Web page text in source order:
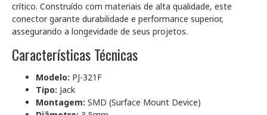
crítico. Construído com materiais de alta qualidade, este
conector garante durabilidade e performance superior,
assegurando a longevidade de seus projetos.
Características Técnicas
Modelo: PJ-321F
Tipo: Jack
Montagem: SMD (Surface Mount Device)